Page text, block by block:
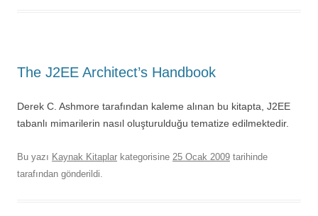
The J2EE Architect’s Handbook
Derek C. Ashmore tarafından kaleme alınan bu kitapta, J2EE
tabanlı mimarilerin nasıl oluşturulduğu tematize edilmektedir.
Bu yazı Kaynak Kitaplar kategorisine 25 Ocak 2009 tarihinde
tarafından gönderildi.